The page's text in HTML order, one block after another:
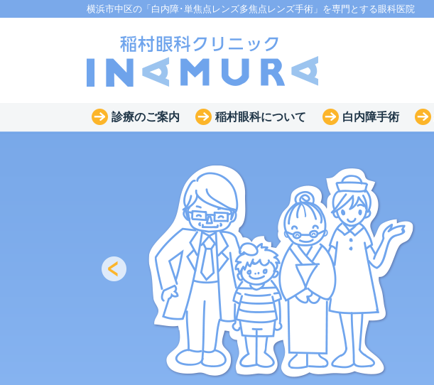
横浜市中区の「白内障･単焦点レンズ多焦点レンズ手術」を専門とする眼科医院
診療のご案内 稲村眼科について 白内障手術